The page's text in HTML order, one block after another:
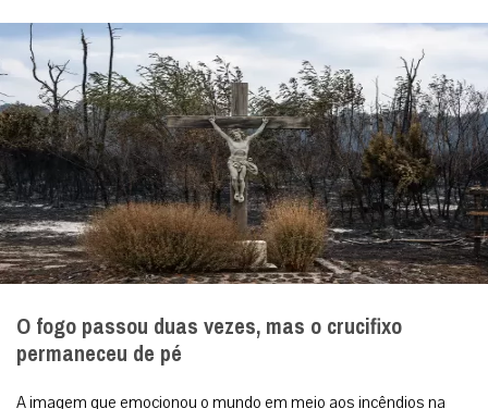
O fogo passou duas vezes, mas o crucifixo
permaneceu de pé
A imagem que emocionou o mundo em meio aos incêndios na